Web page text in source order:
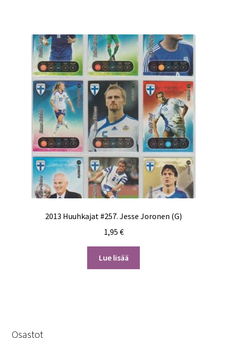
2013 Huuhkajat #257. Jesse Joronen (G)
1,95 €
Lue lisää
Osastot